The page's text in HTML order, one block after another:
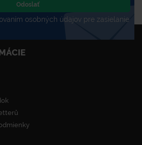
Odoslať
osobných údajov pre zasielanie